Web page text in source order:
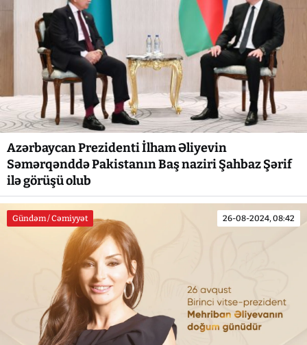
Azərbaycan Prezidenti İlham Əliyevin
Səmərqənddə Pakistanın Baş naziri Şahbaz Şərif
ilə görüşü olub
Gündəm / Cəmiyyət 26-08-2024, 08:42